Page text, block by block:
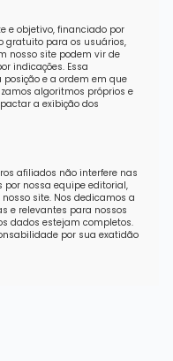
e objetivo, financiado por
gratuito para os usuários,
nosso site podem vir de
indicações. Essa
e a ordem em que
algoritmos próprios e
a exibição dos
afiliados não interfere nas
por nossa equipe editorial,
site. Nos dedicamos a
e relevantes para nossos
dados estejam completos.
por sua exatidão